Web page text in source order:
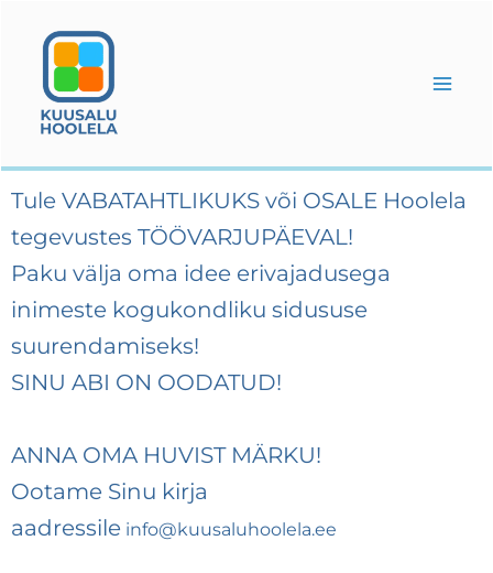
content
Tule VABATAHTLIKUKS või OSALE Hoolela
tegevustes TÖÖVARJUPÄEVAL!
Paku välja oma idee erivajadusega
inimeste kogukondliku sidususe
suurendamiseks!
SINU ABI ON OODATUD!
ANNA OMA HUVIST MÄRKU!
Ootame Sinu kirja
aadressile info@kuusaluhoolela.ee